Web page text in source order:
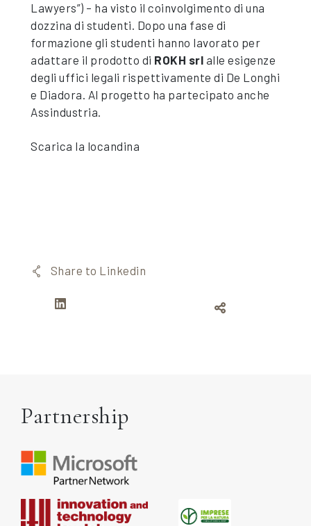
Lawyers”) – ha visto il coinvolgimento di una
dozzina di studenti. Dopo una fase di
formazione gli studenti hanno lavorato per
adattare il prodotto di ROKH srl alle esigenze
degli uffici legali rispettivamente di De Longhi
e Diadora. Al progetto ha partecipato anche
Assindustria.
Scarica la locandina
Share to Linkedin
Partnership